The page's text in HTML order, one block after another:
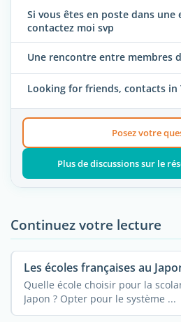
Si vous êtes en poste dans une
contactez moi svp
Une rencontre entre membres
Looking for friends, contacts in
Posez votre
Plus de discussions sur le
Continuez votre lecture
Les écoles françaises au
Quelle école choisir pour la
Japon ? Opter pour le système ...